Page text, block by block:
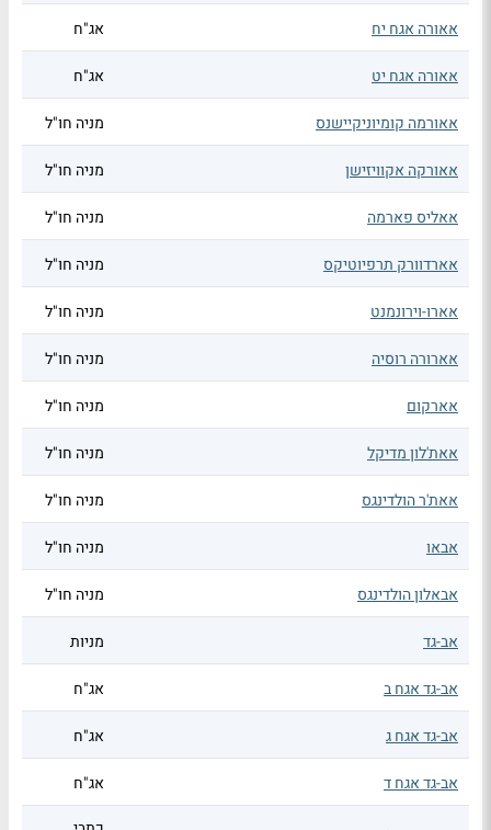
אאורה אגח יח אג"ח
אאורה אגח יט אג"ח
אאורמה קומיוניקיישנס מניה חו"ל
אאורקה אקוויזישן מניה חו"ל
אאליס פארמה מניה חו"ל
אארדוורק תרפיוטיקס מניה חו"ל
אארו-וירונמנט מניה חו"ל
אארורה רוסיה מניה חו"ל
אארקום מניה חו"ל
אאת'לון מדיקל מניה חו"ל
אאת'ר הולדינגס מניה חו"ל
אבאו מניה חו"ל
אבאלון הולדינגס מניה חו"ל
אב-גד מניות
אב-גד אגח ב אג"ח
אב-גד אגח ג אג"ח
אב-גד אגח ד אג"ח